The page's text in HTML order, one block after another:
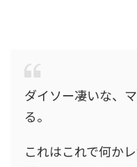
ダイソー凄いな、
る。
これはこれで何か